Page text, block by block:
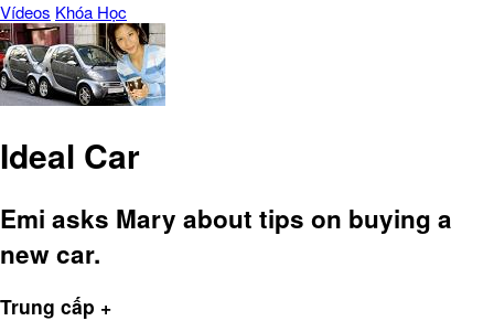
Vídeos Khóa Học
Ideal Car
Emi asks Mary about tips on buying a
new car.
Trung cấp +